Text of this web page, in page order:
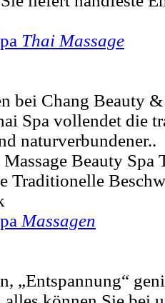
Thai Massage
bei Chang Beauty &
Spa vollendet die
naturverbundener..
Beauty Spa
Traditionelle
Massagen
„Entspannung“